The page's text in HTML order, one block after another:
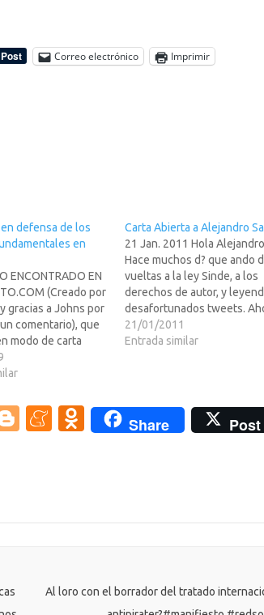
Correo electrónico Imprimir
defensa de los
en
ENCONTRADO EN
(Creado por
gracias a Johns por
comentario), que
modo de carta
de Eh!pa?que
por los
que tiene o no
y este
Carta Abierta a Alejandro
21 Jan. 2011 Hola
Hace muchos d? que ando
vueltas a la ley Sinde, a los
derechos de autor, y
desafortunados tweets.
que tengo las tres cosas
juntitas, d?me que te
Visiting Assistant…
21/01/2011
Entrada similar
Bl
M O
ik
Share
Post
Al loro con el borrador del tratado